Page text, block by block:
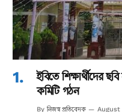
ইবিতে শিক্ষার্থীদের
কমিটি গঠন
By নিজস্ব প্রতিবেদক August